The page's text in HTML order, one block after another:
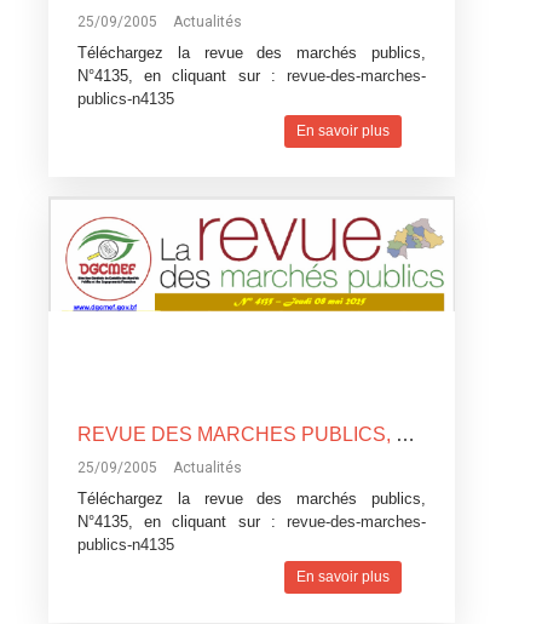
25/09/2005 Actualités
Téléchargez la revue des marchés publics,
N°4135, en cliquant sur : revue-des-marches-
publics-n4135
En savoir plus
REVUE DES MARCHES PUBLICS, N°4135
25/09/2005 Actualités
Téléchargez la revue des marchés publics,
N°4135, en cliquant sur : revue-des-marches-
publics-n4135
En savoir plus